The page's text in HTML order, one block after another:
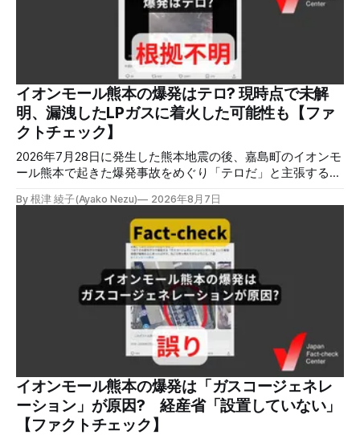
本ファクトチェックセンター（JFC）は、ファクトチェック
やメディア情報リテラシーに関する講師養成講座を月に1度
開催しています。講座はオンラインで90分間。修了者には認
定バッジと教室や職場などで利用可能な教材を提供します。
次回の開講は8月23日（日）午後4時~5時30分で、お申し込
みはこちら。 日本ファクトチェックセンター（JFC） ファ
クトチェック講師養成講座 8月23日（日）開催分日本ファ
クトチェックセンター（JFC）による講師養成講座です。 講
師養成講座（オ
イオンモール熊本の爆発はテロ? 現時点で未解
明、漏洩したLPガスに着火した可能性も【ファ
クトチェック】
2026年7月28日に発生した熊本地震の後、嘉島町のイオンモ
ール熊本で起きた爆発事故をめぐり「テロだ」と主張する投
LPガスに着火した可能性に言及していますが、現時点で未解
明です。イオンは8月5日、外部専門家らによる事故調査委員
会を設置すると発表しました。 検証対象 拡散した言説 2026
年8月2日、イオンモール熊本の爆発がテロによるものだと主
張する投稿がＸで拡散した。 検証する理由 8月5日現在、投
稿は600回以上リポストされ、表示は19万件を超える。 同様
の情報の拡散量を調べるため、「熊本」「イオンモール」
「爆発」「テロ」など複数のキーワードを組み合わせてソー
シャル分析ツールMeltwaterで調べると、総投稿数は8月5日
までに約9900件あった(例1,2,3)。拡散のほとんどはXだ。 こ
れらの投稿は根拠を示していないが、「ガス爆発には見えな
いね」「これは 熊本を略奪する為のテロですよ」など、投
稿を真に受けたり、同調する反応が多い。「デマまたは不確
定な情報を流すな」や「陰謀論だよ」などの指摘
By 根津 綾子(Ayako Nezu) 2026年8月7日
イオンモール熊本の爆発は「ガスコージェネレ
ーション」が原因? 経産省「設置していない」
【ファクトチェック】